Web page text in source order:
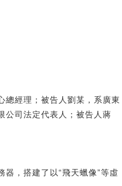
總經理；被告人劉某，系廣東
公司法定代表人；被告人蔣
，搭建了以“飛天蠟像”等虛